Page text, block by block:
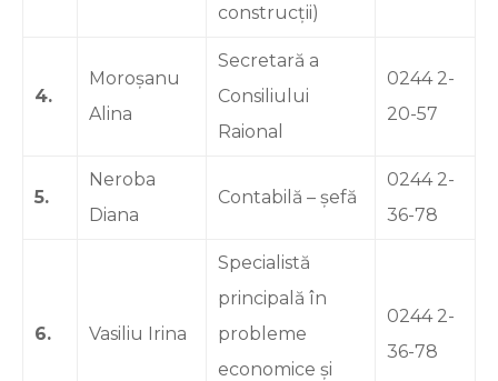
construcţii)
4.
Moroșanu
Alina
Secretară a
Consiliului
Raional
0244 2-
20-57
5.
Neroba
Diana
Contabilă – șefă
0244 2-
36-78
6. Vasiliu Irina
Specialistă
principală în
probleme
economice și
0244 2-
36-78